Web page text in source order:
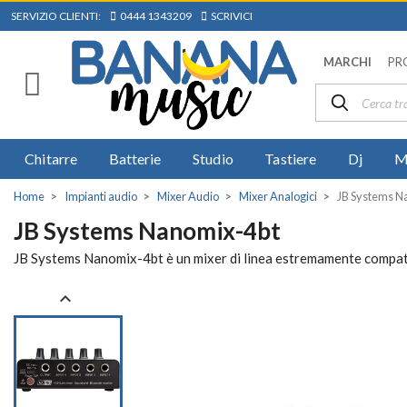
SERVIZIO CLIENTI: 0444 1343209 SCRIVICI
MARCHI
Chitarre Batterie Studio Tastiere Dj
Home Impianti audio Mixer Audio Mixer Analogici JB Systems
JB Systems Nanomix-4bt
JB Systems Nanomix-4bt è un mixer di linea estremamente
